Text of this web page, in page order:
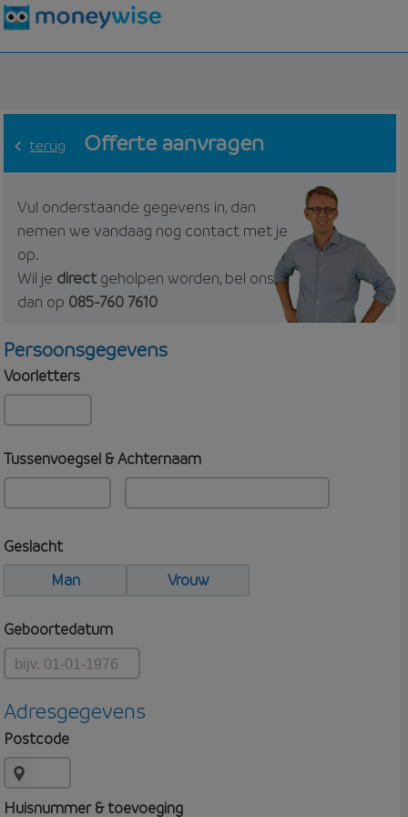
terug Offerte aanvragen
Vul onderstaande gegevens in, dan
nemen we vandaag nog contact met je
op.
Wil je directgeholpen worden, bel ons
dan op 085-760 7610
Persoonsgegevens
Voorletters
Tussenvoegsel & Achternaam
Geslacht
Man
Vrouw
Geboortedatum
Adresgegevens
Postcode
Huisnummer & toevoeging